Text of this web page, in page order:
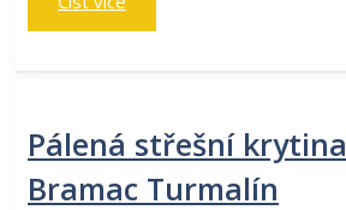
Pálená střešní krytina
Bramac Turmalín